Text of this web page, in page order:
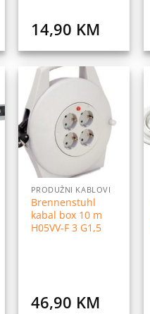
14,90 KM
Dodaj
na
listu
želja
PRODUŽNI KABLOVI
Brennenstuhl
kabal box 10 m
H05VV-F 3 G1,5
46,90 KM